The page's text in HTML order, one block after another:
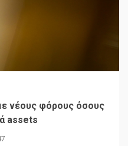
νέους φόρους όσους
assets